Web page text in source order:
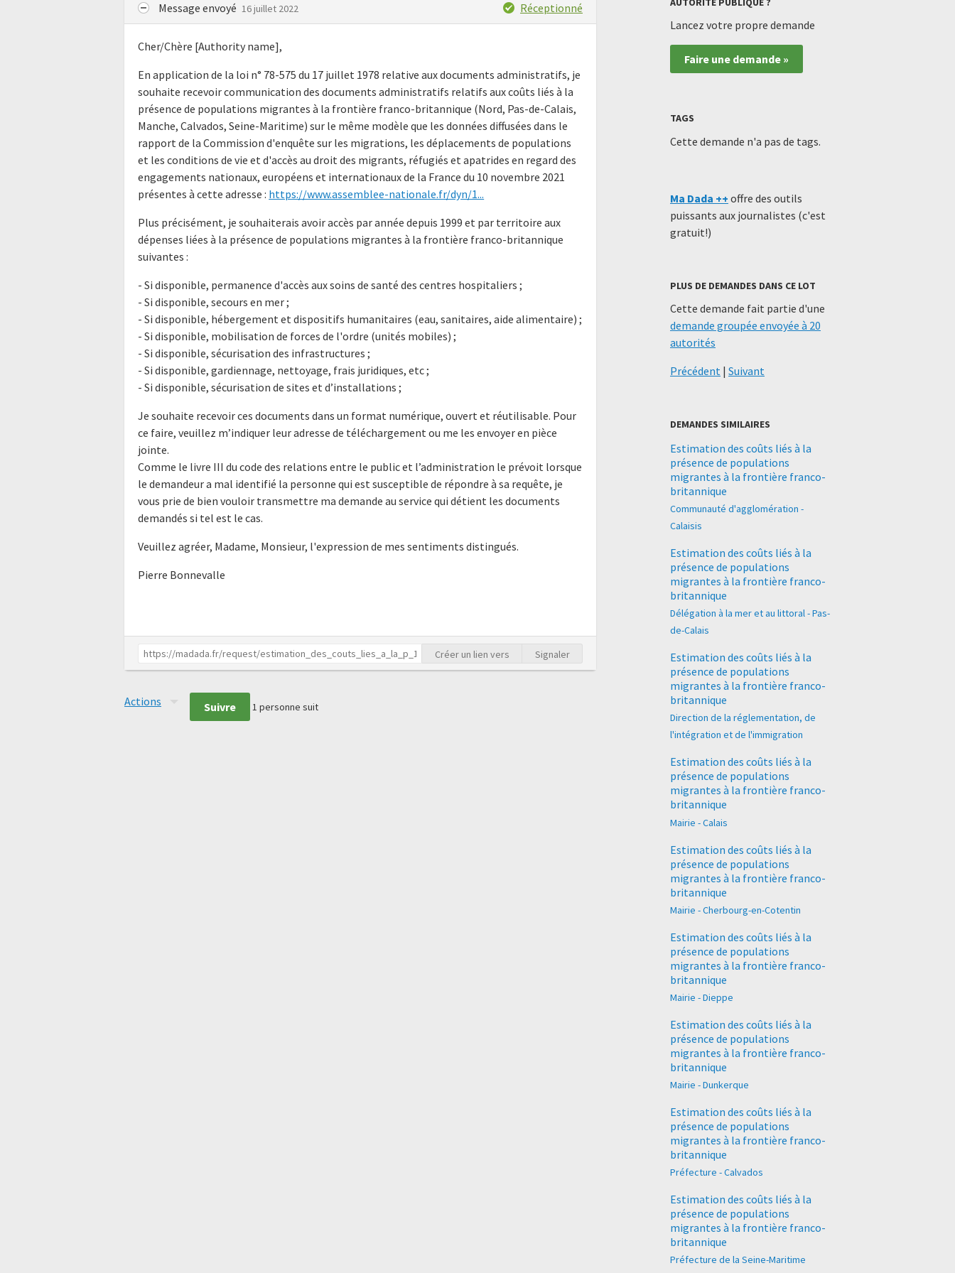
Message envoyé 16 juillet 2022 Réceptionné
Cher/Chère [Authority name],
En application de la loi n° 78-575 du 17 juillet 1978 relative aux documents administratifs, je
souhaite recevoir communication des documents administratifs relatifs aux coûts liés à la
présence de populations migrantes à la frontière franco-britannique (Nord, Pas-de-Calais,
Manche, Calvados, Seine-Maritime) sur le même modèle que les données diffusées dans le
rapport de la Commission d'enquête sur les migrations, les déplacements de populations
et les conditions de vie et d'accès au droit des migrants, réfugiés et apatrides en regard des
engagements nationaux, européens et internationaux de la France du 10 novembre 2021
présentes à cette adresse : https://www.assemblee-nationale.fr/dyn/1...
Plus précisément, je souhaiterais avoir accès par année depuis 1999 et par territoire aux
dépenses liées à la présence de populations migrantes à la frontière franco-britannique
suivantes :
- Si disponible, permanence d'accès aux soins de santé des centres hospitaliers ;
- Si disponible, secours en mer ;
- Si disponible, hébergement et dispositifs humanitaires (eau, sanitaires, aide alimentaire) ;
- Si disponible, mobilisation de forces de l'ordre (unités mobiles) ;
- Si disponible, sécurisation des infrastructures ;
- Si disponible, gardiennage, nettoyage, frais juridiques, etc ;
- Si disponible, sécurisation de sites et d’installations ;
Je souhaite recevoir ces documents dans un format numérique, ouvert et réutilisable. Pour
ce faire, veuillez m’indiquer leur adresse de téléchargement ou me les envoyer en pièce
jointe.
Comme le livre III du code des relations entre le public et l’administration le prévoit lorsque
le demandeur a mal identifié la personne qui est susceptible de répondre à sa requête, je
vous prie de bien vouloir transmettre ma demande au service qui détient les documents
demandés si tel est le cas.
Veuillez agréer, Madame, Monsieur, l'expression de mes sentiments distingués.
Pierre Bonnevalle
Créer un lien vers Signaler
Actions Suivre 1 personne suit
Lancez votre propre demande
Faire une demande »
TAGS
Cette demande n'a pas de tags.
Ma Dada ++ offre des outils
puissants aux journalistes (c'est
gratuit!)
PLUS DE DEMANDES DANS CE LOT
Cette demande fait partie d'une
demande groupée envoyée à 20
autorités
Précédent | Suivant
DEMANDES SIMILAIRES
Estimation des coûts liés à la
présence de populations
migrantes à la frontière franco-
britannique
Communauté d'agglomération -
Calaisis
Estimation des coûts liés à la
présence de populations
migrantes à la frontière franco-
britannique
Délégation à la mer et au littoral - Pas-
de-Calais
Estimation des coûts liés à la
présence de populations
migrantes à la frontière franco-
britannique
Direction de la réglementation, de
l'intégration et de l'immigration
Estimation des coûts liés à la
présence de populations
migrantes à la frontière franco-
britannique
Mairie - Calais
Estimation des coûts liés à la
présence de populations
migrantes à la frontière franco-
britannique
Mairie - Cherbourg-en-Cotentin
Estimation des coûts liés à la
présence de populations
migrantes à la frontière franco-
britannique
Mairie - Dieppe
Estimation des coûts liés à la
présence de populations
migrantes à la frontière franco-
britannique
Mairie - Dunkerque
Estimation des coûts liés à la
présence de populations
migrantes à la frontière franco-
britannique
Préfecture - Calvados
Estimation des coûts liés à la
présence de populations
migrantes à la frontière franco-
britannique
Préfecture de la Seine-Maritime